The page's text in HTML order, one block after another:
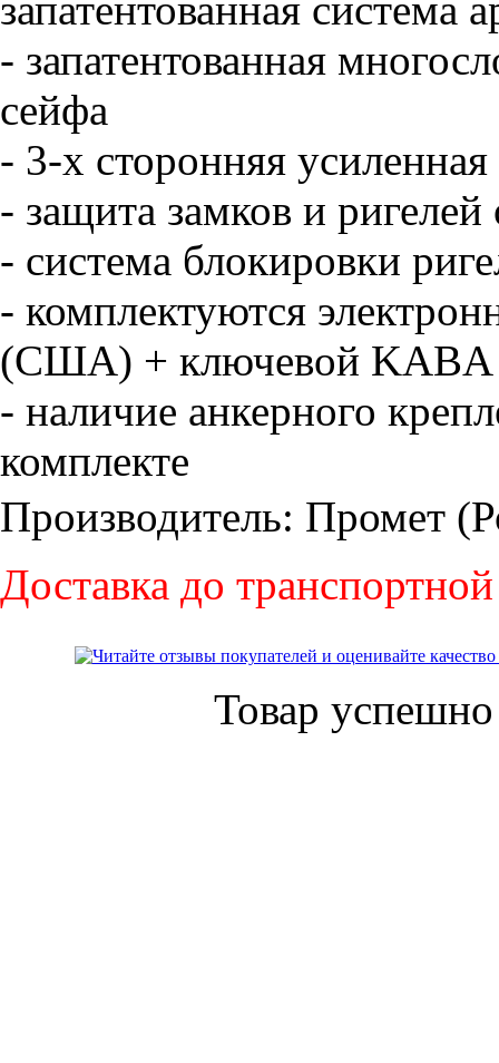
- запатентованная
сейфа
- 3-х сторонняя
- защита замков и
- система блокировки
- комплектуются
(США) + ключевой KABA
- наличие анкерного
комплекте
Производитель: Промет
Доставка до
Товар